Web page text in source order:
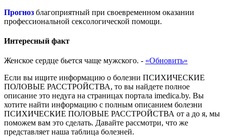
Прогноз благоприятный при своевременном оказании
профессиональной сексологической помощи.
Интересный факт
Женское сердце бьется чаще мужского. - «Обновить»
Если вы ищите информацию о болезни ПСИХИЧЕСКИЕ
ПОЛОВЫЕ РАССТРОЙСТВА, то вы найдете полное
описание это недуга на страницах портала imedica.by. Вы
хотите найти информацию с полным описанием болезни
ПСИХИЧЕСКИЕ ПОЛОВЫЕ РАССТРОЙСТВА от а до я, мы
поможем вам это сделать. Давайте рассмотри, что же
представляет наша таблица болезней.